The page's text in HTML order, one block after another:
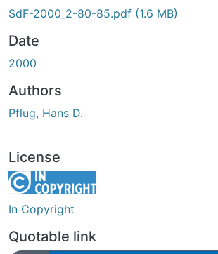
SdF-2000_2-80-85.pdf (1.6 MB)
Date
2000
Authors
Pflug, Hans D.
License
In Copyright
Quotable link